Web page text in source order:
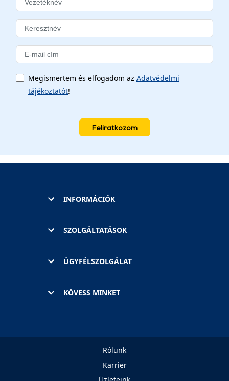
Megismertem és elfogadom az Adatvédelmi
tájékoztatót!
Feliratkozom
INFORMÁCIÓK
SZOLGÁLTATÁSOK
ÜGYFÉLSZOLGÁLAT
KÖVESS MINKET
Rólunk
Karrier